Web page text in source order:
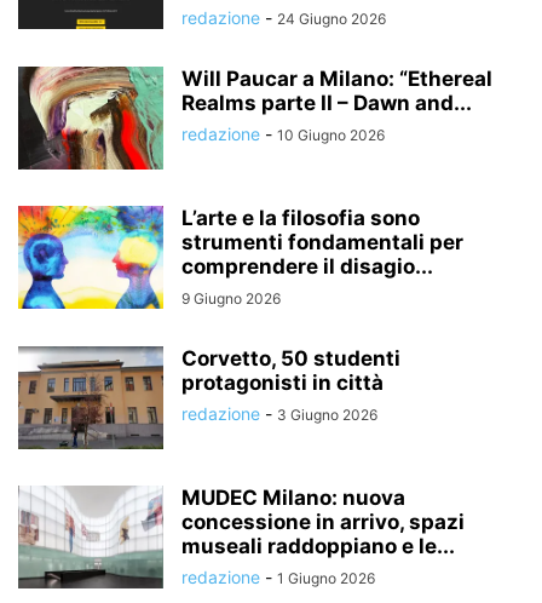
redazione - 24 Giugno 2026
Will Paucar a Milano: “Ethereal
Realms parte II – Dawn and...
redazione - 10 Giugno 2026
L’arte e la filosofia sono
strumenti fondamentali per
comprendere il disagio...
9 Giugno 2026
Corvetto, 50 studenti
protagonisti in città
redazione - 3 Giugno 2026
MUDEC Milano: nuova
concessione in arrivo, spazi
museali raddoppiano e le...
redazione - 1 Giugno 2026